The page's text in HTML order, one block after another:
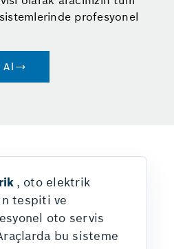
profesyonel
Al
, oto elektrik
tespiti ve
oto servis
bu sisteme